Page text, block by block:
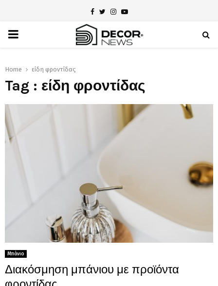
Facebook
TwitterInstagram
Youtube
PRIMARY
Home είδη φροντίδας
Tag : είδη φροντίδας
Μπάνιο
Διακόσμηση μπάνιου με προϊόντα